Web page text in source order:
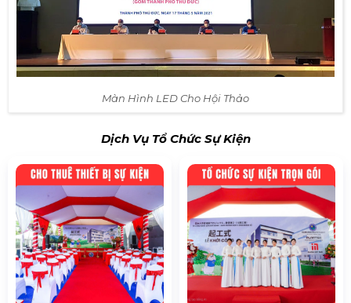
Màn Hình LED Cho Hội Thảo
Dịch Vụ Tổ Chức Sự Kiện